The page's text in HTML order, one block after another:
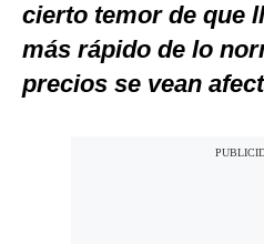
cierto temor de que
más rápido de lo
precios se vean